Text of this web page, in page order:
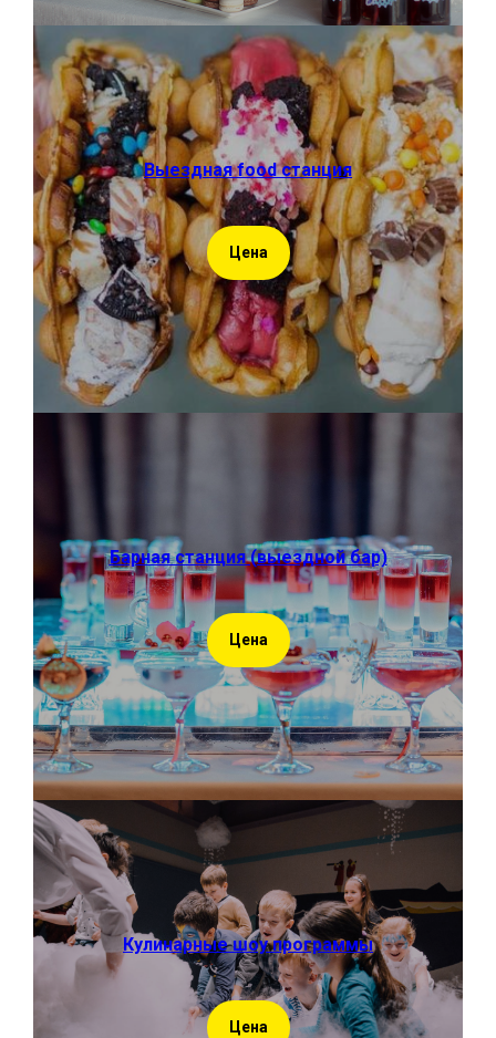
Выездная food станция
Цена
Барная станция (выездной бар)
Цена
Кулинарные шоу программы
Цена